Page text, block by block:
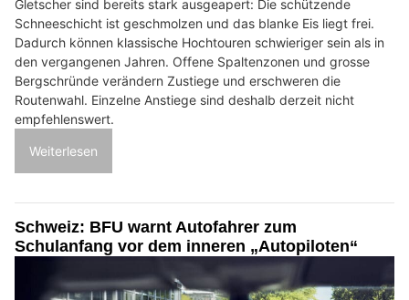
Gletscher sind bereits stark ausgeapert: Die schützende
Schneeschicht ist geschmolzen und das blanke Eis liegt frei.
Dadurch können klassische Hochtouren schwieriger sein als in
den vergangenen Jahren. Offene Spaltenzonen und grosse
Bergschründe verändern Zustiege und erschweren die
Routenwahl. Einzelne Anstiege sind deshalb derzeit nicht
empfehlenswert.
Weiterlesen
Schweiz: BFU warnt Autofahrer zum
Schulanfang vor dem inneren „Autopiloten“